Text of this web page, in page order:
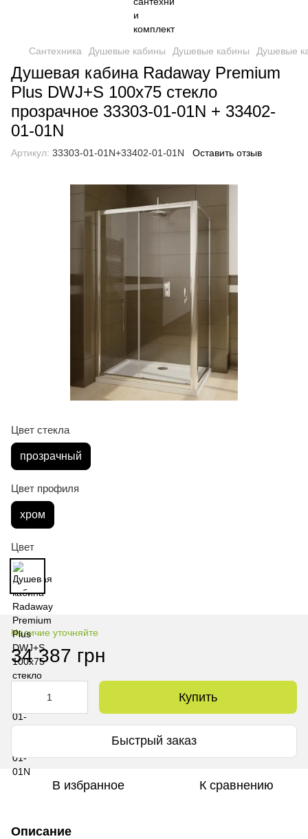
Сантехника Душевые кабины Душевые кабины Душевые
Душевая кабина Radaway Premium
Plus DWJ+S 100x75 стекло
прозрачное 33303-01-01N + 33402-
01-01N
Артикул: 33303-01-01N+33402-01-01N Оставить отзыв
Цвет стекла
прозрачный
Цвет профиля
хром
Цвет
Наличие уточняйте
34 387 грн
Купить
Быстрый заказ
В избранное К сравнению
Описание